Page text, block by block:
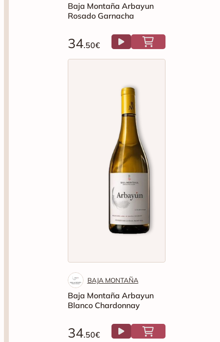
Baja Montaña Arbayun
Rosado Garnacha
34.50€
BAJA MONTAÑA
Baja Montaña Arbayun
Blanco Chardonnay
34.50€